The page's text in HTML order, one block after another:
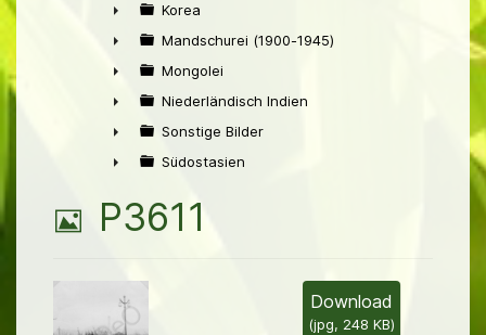
►
►
Korea
►
Mandschurei (1900-1945)
►
Mongolei
►
Niederländisch Indien
►
Sonstige Bilder
Südostasien
B
P3611
Download
(jpg, 248 KB)